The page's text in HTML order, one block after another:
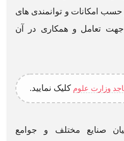
حسب امکانات و توانمندی های
جهت تعامل و همکاری در آن
وزارت علوم کلیک نمایید.
صنایع مختلف و جوامع